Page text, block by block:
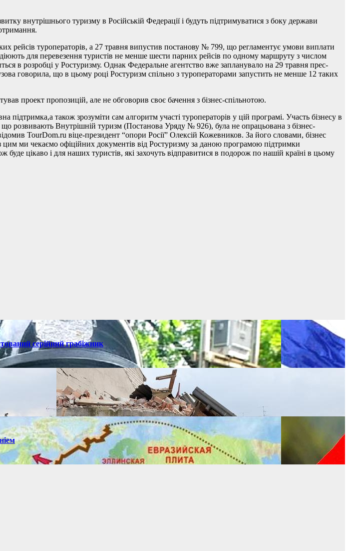
внутрішнього туризму в Російській Федерації і будуть підтримуватися з боку держави
рейсів туроператорів, а 27 травня випустив постанову № 799, що регламентує умови виплати
для перевезення туристів не менше шести парних рейсів по одному маршруту з числом
в розробці у Ростуризму. Однак Федеральне агентство вже запланувало на 29 травня прес-
говорила, що в цьому році Ростуризм спільно з туроператорами запустить не менше 12 таких
проект пропозицій, але не обговорив своє бачення з бізнес-спільнотою.
також зрозуміти сам алгоритм участі туроператорів у цій програмі. Участь бізнесу в
розвивають Внутрішній туризм (Постанова Уряду № 926), була не опрацьована з бізнес-
TourDom.ru віце-президент “опори Росії” Олексій Кожевников. За його словами, бізнес
ми чекаємо офіційних документів від Ростуризму за даною програмою підтримки
цікаво і для наших туристів, які захочуть відправитися в подорож по нашій країні в цьому
серійний грабіжник